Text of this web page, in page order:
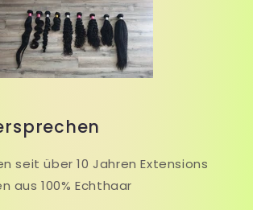
seit über 10 Jahren Extensions
aus 100% Echthaar